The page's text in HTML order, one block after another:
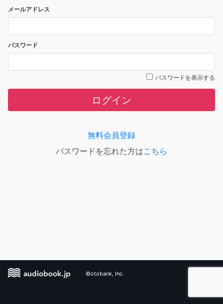
メールアドレス
パスワード
パスワードを表示する
ログイン
無料会員登録
パスワードを忘れた方はこちら
©otobank, Inc.